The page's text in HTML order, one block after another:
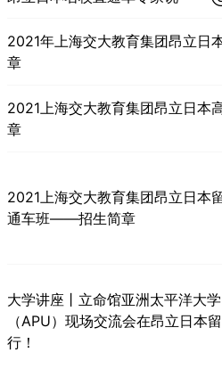
2021年上海交大教育集团昂立日
章
2021上海交大教育集团昂立日
章
2021上海交大教育集团昂立日本
通车班——招生简章
大学讲座丨立命馆亚洲太平洋大学
（APU）现场交流会在昂立日本
行！